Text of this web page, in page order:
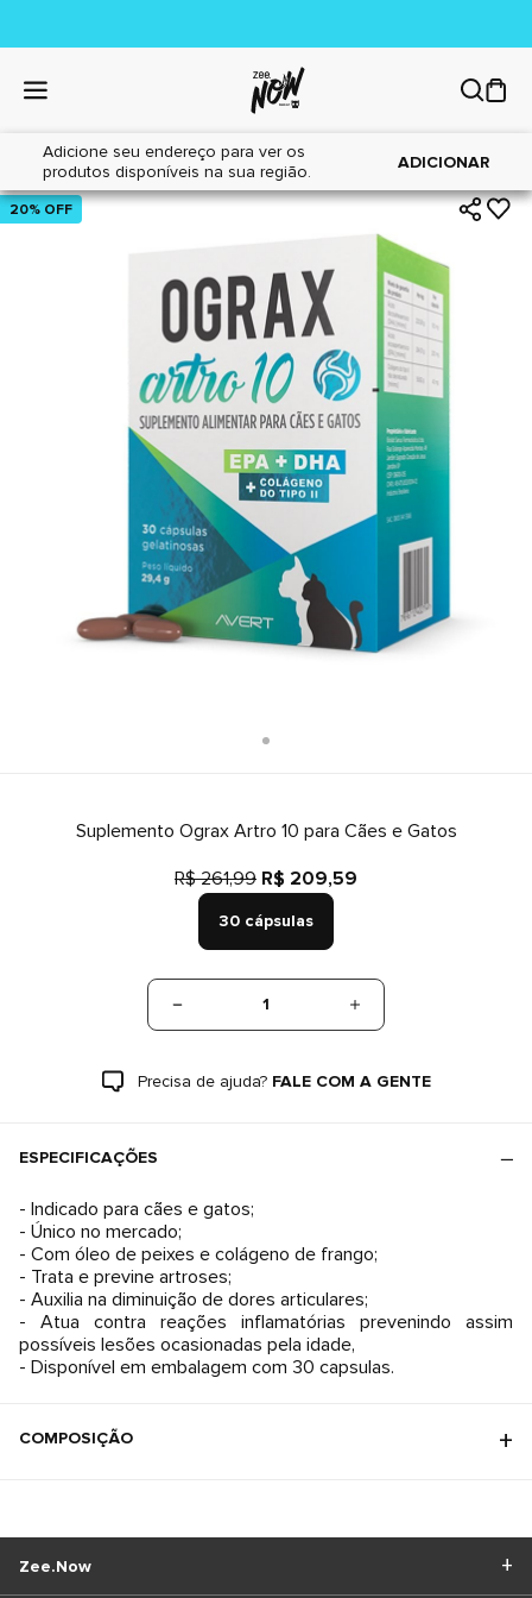
Adicione seu endereço para ver os
produtos disponíveis na sua região.
ADICIONAR
Home|Cães|Farmácia
20% OFF
Suplemento Ograx Artro 10 para Cães e Gatos
R$ 261,99 R$ 209,59
30 cápsulas
1
Precisa de ajuda? FALE COM A GENTE
ESPECIFICAÇÕES
- Indicado para cães e gatos;
- Único no mercado;
- Com óleo de peixes e colágeno de frango;
- Trata e previne artroses;
- Auxilia na diminuição de dores articulares;
- Atua contra reações inflamatórias prevenindo assim
possíveis lesões ocasionadas pela idade,
- Disponível em embalagem com 30 capsulas.
COMPOSIÇÃO
Zee.Now